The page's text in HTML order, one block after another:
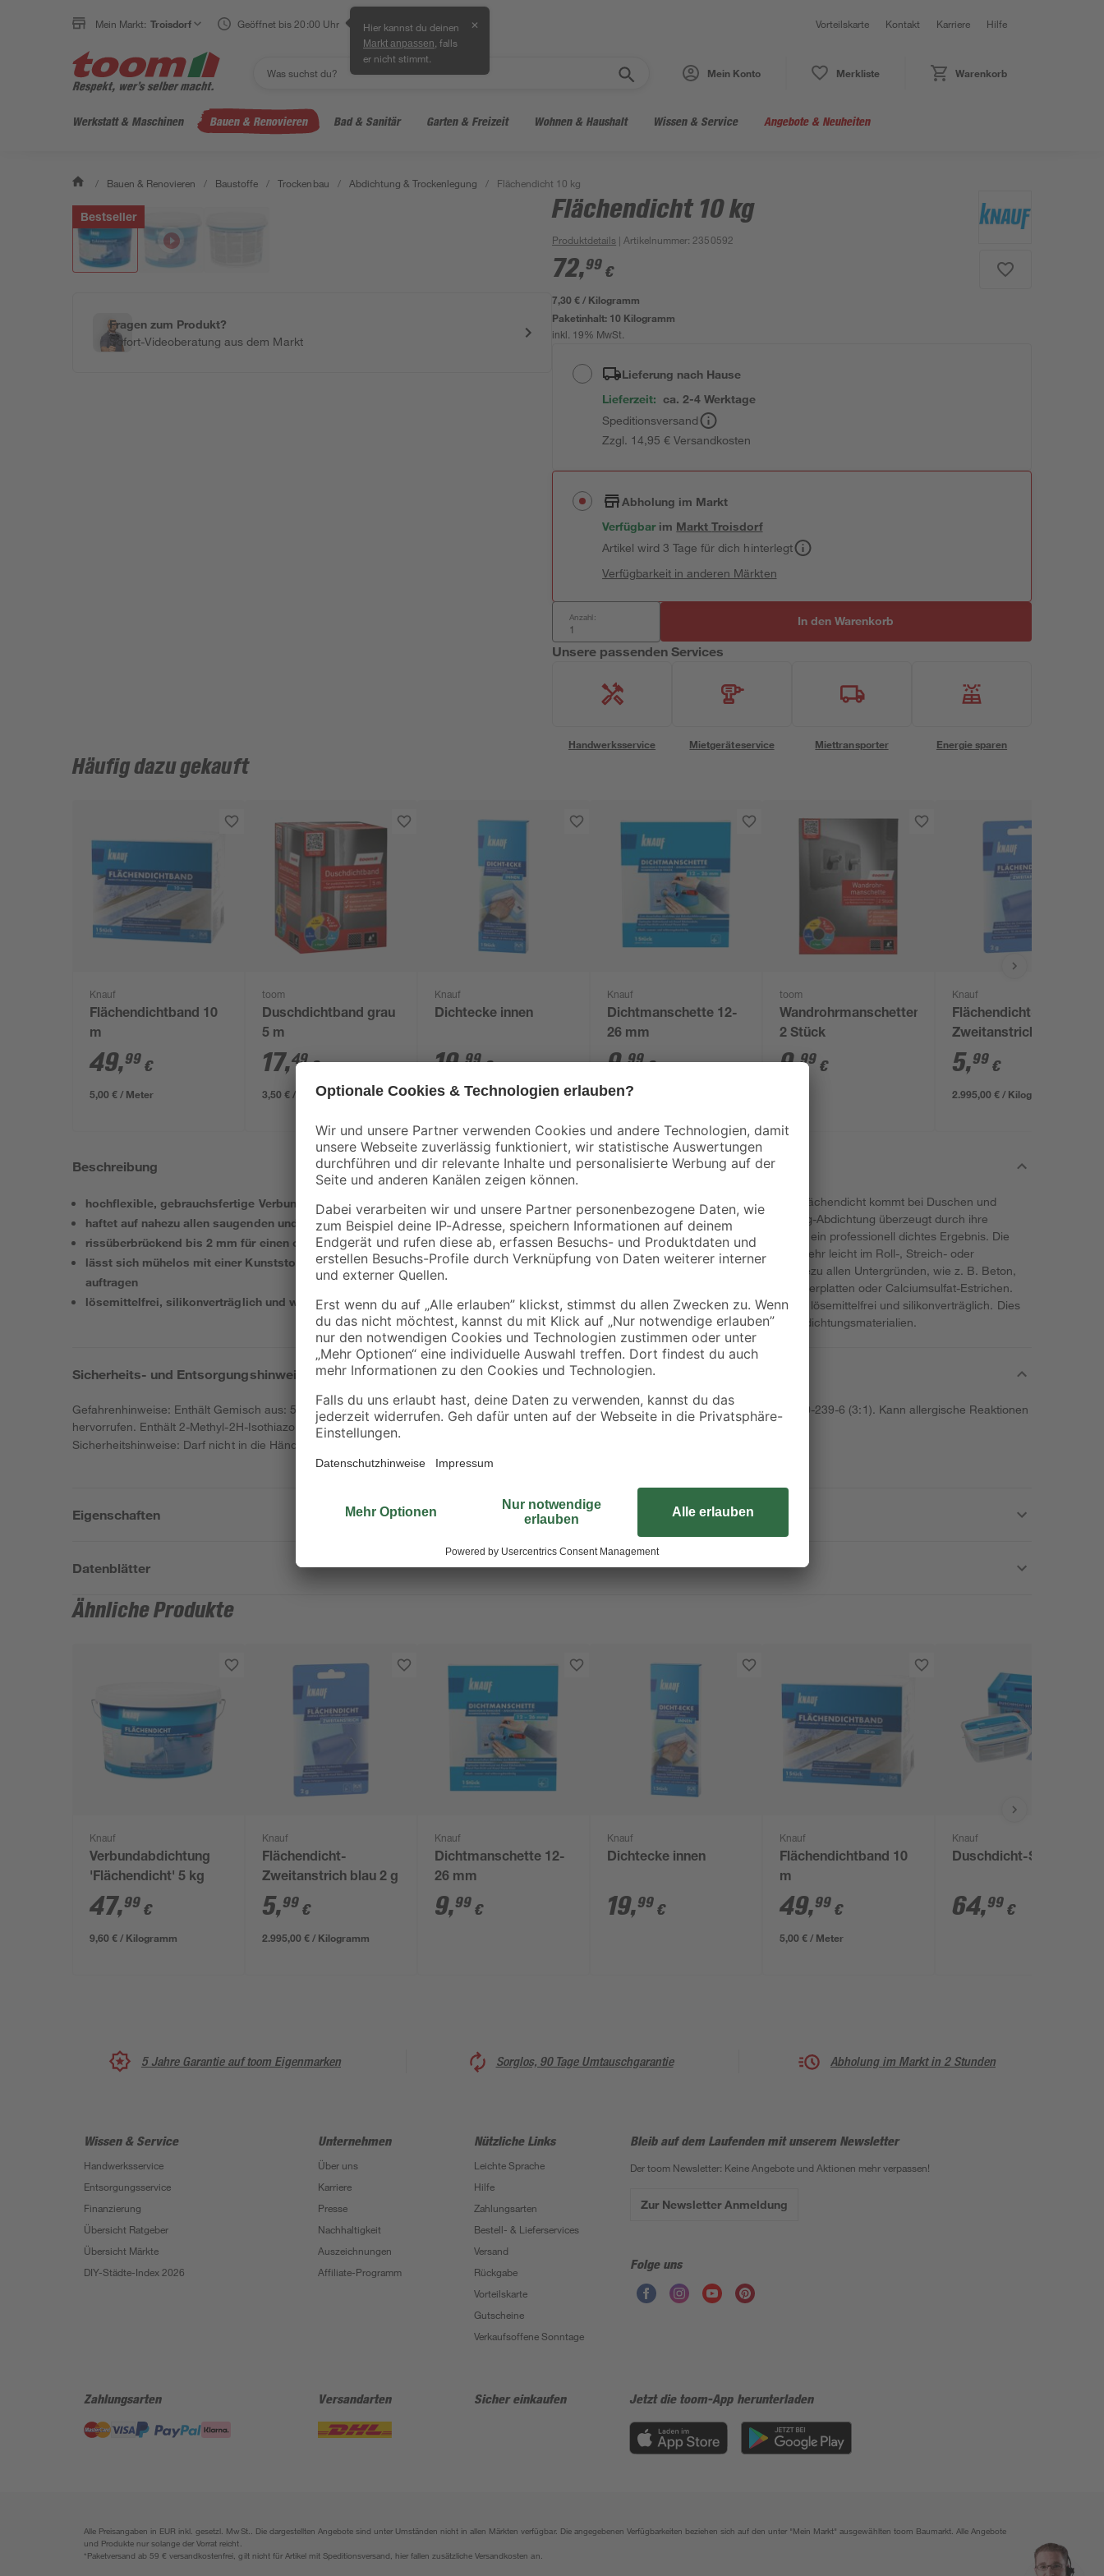
Mein Markt: Troisdorf Geöffnet bis 20:00 Uhr Hier kannst du deinen
Markt anpassen , falls
er nicht stimmt.
✕ Vorteilskarte Kontakt Karriere Hilfe
Mein Konto Merkliste Warenkorb
Werkstatt & Maschinen Bauen & Renovieren Bad & Sanitär Garten & Freizeit Wohnen & Haushalt Wissen & Service Angebote & Neuheiten
/ Bauen & Renovieren / Baustoffe / Trockenbau / Abdichtung & Trockenlegung / Flächendicht 10 kg
Bestseller
Fragen zum Produkt?
Sofort-Videoberatung aus dem Markt
Flächendicht 10 kg
Produktdetails | Artikelnummer: 2350592
72,99 €
7,30 € / Kilogramm
Paketinhalt: 10 Kilogramm
inkl. 19% MwSt.
Lieferung nach Hause
Lieferzeit: ca. 2-4 Werktage
Speditionsversand
Zzgl. 14,95 € Versandkosten
Abholung im Markt
Verfügbar im MarktTroisdorf
Artikel wird 3 Tage für dich hinterlegt
Verfügbarkeit in anderen Märkten
Anzahl: In den Warenkorb
Unsere passenden Services
Handwerksservice Mietgeräteservice Miettransporter Energie sparen
Häufig dazu gekauft
Knauf
Flächendichtband 10
m
49,99 €
5,00 € / Meter
toom
Duschdichtband grau
5 m
17,49€
3,50 € / Meter
Knauf
Dichtecke innen
19,99€
Knauf
Dichtmanschette 12-
26 mm
9,99€
toom
Wandrohrmanschetten
2 Stück
9,99 €
Knauf
Flächendicht-
Zweitanstrich blau 2 g
5,99 €
2.995,00 € / Kilogramm
Beschreibung
hochflexible, gebrauchsfertige Verbundabdichtung
haftet auf nahezu allen saugenden und feuchtigkeitsempfindlichen Untergründen
rissüberbrückend bis 2 mm für einen optimalen Schutz
lässt sich mühelos mit einer Kunststoffrolle, einem Pinsel oder mit dem Spachtel
auftragen
lösemittelfrei, silikonverträglich und wasserundurchlässig
Badezimmer abdichten leicht gemacht: Knauf Flächendicht kommt bei Duschen und
Bädern im Innenbereich zum Einsatz. Die Flüssig-Abdichtung überzeugt durch ihre
einfache und unkomplizierte Handhabung sowie ein professionell dichtes Ergebnis. Die
gebrauchsfertige Abdichtungsmasse lässt sich sehr leicht im Roll-, Streich- oder
Spachtelverfahren auftragen und haftet auf nahezu allen Untergründen, wie z. B. Beton,
Kalk/Zement- und Zementputzen, Gips-, Gipsfaserplatten oder Calciumsulfat-Estrichen.
Zudem ist die qualitativ-hochwertige Abdichtung lösemittelfrei und silikonverträglich. Dies
gewährleistet die Verträglichkeit mit anderen Abdichtungsmaterialien.
Sicherheits- und Entsorgungshinweise
Gefahrenhinweise: Enthält Gemisch aus: 5-Chlor-2-methyl-2H-isothiazol-3-on [EG nr. 247-500-7] und 2-Methyl-2H-isothiazol-3-on [EG nr. 220-239-6 (3:1). Kann allergische Reaktionen
hervorrufen. Enthält 2-Methyl-2H-Isothiazol-3-on, 1,2-Benzisothiazol-3(2H)-on. Kann allergische Reaktionen hervorrufen.
Sicherheitshinweise: Darf nicht in die Hände von Kindern gelangen. Nicht in die Augen, auf die Haut oder auf die Kleidung gelangen lassen.
Eigenschaften
Datenblätter
Ähnliche Produkte
Knauf
Verbundabdichtung
'Flächendicht' 5 kg
47,99 €
9,60 € / Kilogramm
Knauf
Flächendicht-
Zweitanstrich blau 2 g
5,99 €
2.995,00 € / Kilogramm
Knauf
Dichtmanschette 12-
26 mm
9,99 €
Knauf
Dichtecke innen
19,99 €
Knauf
Flächendichtband 10
m
49,99 €
5,00 € / Meter
Knauf
Duschdicht-Set 4 kg
64,99 €
5 Jahre Garantie auf toom Eigenmarken Sorglos, 90 Tage Umtauschgarantie Abholung im Markt in 2 Stunden
Wissen & Service
Handwerksservice
Entsorgungsservice
Finanzierung
Übersicht Ratgeber
Übersicht Märkte
DIY-Städte-Index 2026
Unternehmen
Über uns
Karriere
Presse
Nachhaltigkeit
Auszeichnungen
Affiliate-Programm
Nützliche Links
Leichte Sprache
Hilfe
Zahlungsarten
Bestell- & Lieferservices
Versand
Rückgabe
Vorteilskarte
Gutscheine
Verkaufsoffene Sonntage
Bleib auf dem Laufenden mit unserem Newsletter
Der toom Newsletter: Keine Angebote und Aktionen mehr verpassen!
Zur Newsletter Anmeldung
Folge uns
Zahlungsarten Versandarten Sicher einkaufen Jetzt die toom-App herunterladen
Alle Preisangaben in EUR inkl. gesetzl. MwSt.. Die dargestellten Angebote sind unter Umständen nicht in allen Märkten verfügbar. Die angegebenen Verfügbarkeiten beziehen sich auf den unter "Mein Markt" ausgewählten toom Baumarkt. Alle Angebote
und Produkte nur solange der Vorrat reicht.
*Paketversand ab 59 € versandkostenfrei, gilt nicht für Artikel mit Speditionsversand, hier fallen zusätzliche Versandkosten an.